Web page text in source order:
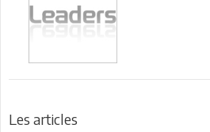
Les articles